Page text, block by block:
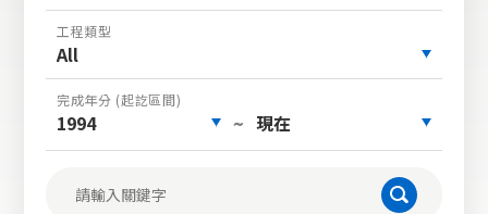
工程類型
All
完成年分 (起訖區間)
1994 ~ 現在